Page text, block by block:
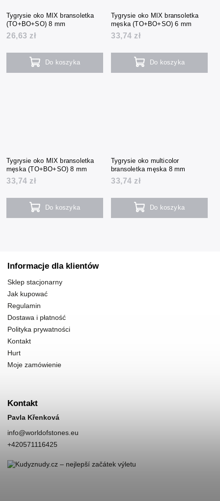
Tygrysie oko MIX bransoletka
(TO+BO+SO) 8 mm
26,63 zł
Do koszyka
Tygrysie oko MIX bransoletka
męska (TO+BO+SO) 6 mm
33,74 zł
Do koszyka
Tygrysie oko MIX bransoletka
męska (TO+BO+SO) 8 mm
33,74 zł
Do koszyka
Tygrysie oko multicolor
bransoletka męska 8 mm
33,74 zł
Do koszyka
Informacje dla klientów
Sklep stacjonarny
Jak kupować
Regulamin
Dostawa i płatność
Polityka prywatności
Kontakt
Hurt
Moje zamówienie
Kontakt
Pavla Křenková
info@worldofstones.eu
+420571116425